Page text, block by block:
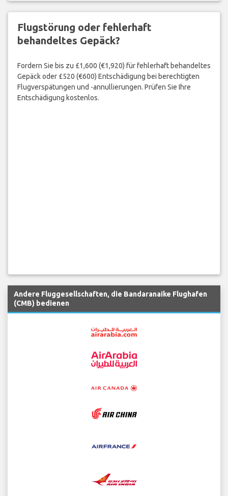
Flugstörung oder fehlerhaft
behandeltes Gepäck?
Fordern Sie bis zu £1,600 (€1,920) für fehlerhaft behandeltes
Gepäck oder £520 (€600) Entschädigung bei berechtigten
Flugverspätungen und -annullierungen. Prüfen Sie Ihre
Entschädigung kostenlos.
Andere Fluggesellschaften, die Bandaranaike Flughafen
(CMB) bedienen